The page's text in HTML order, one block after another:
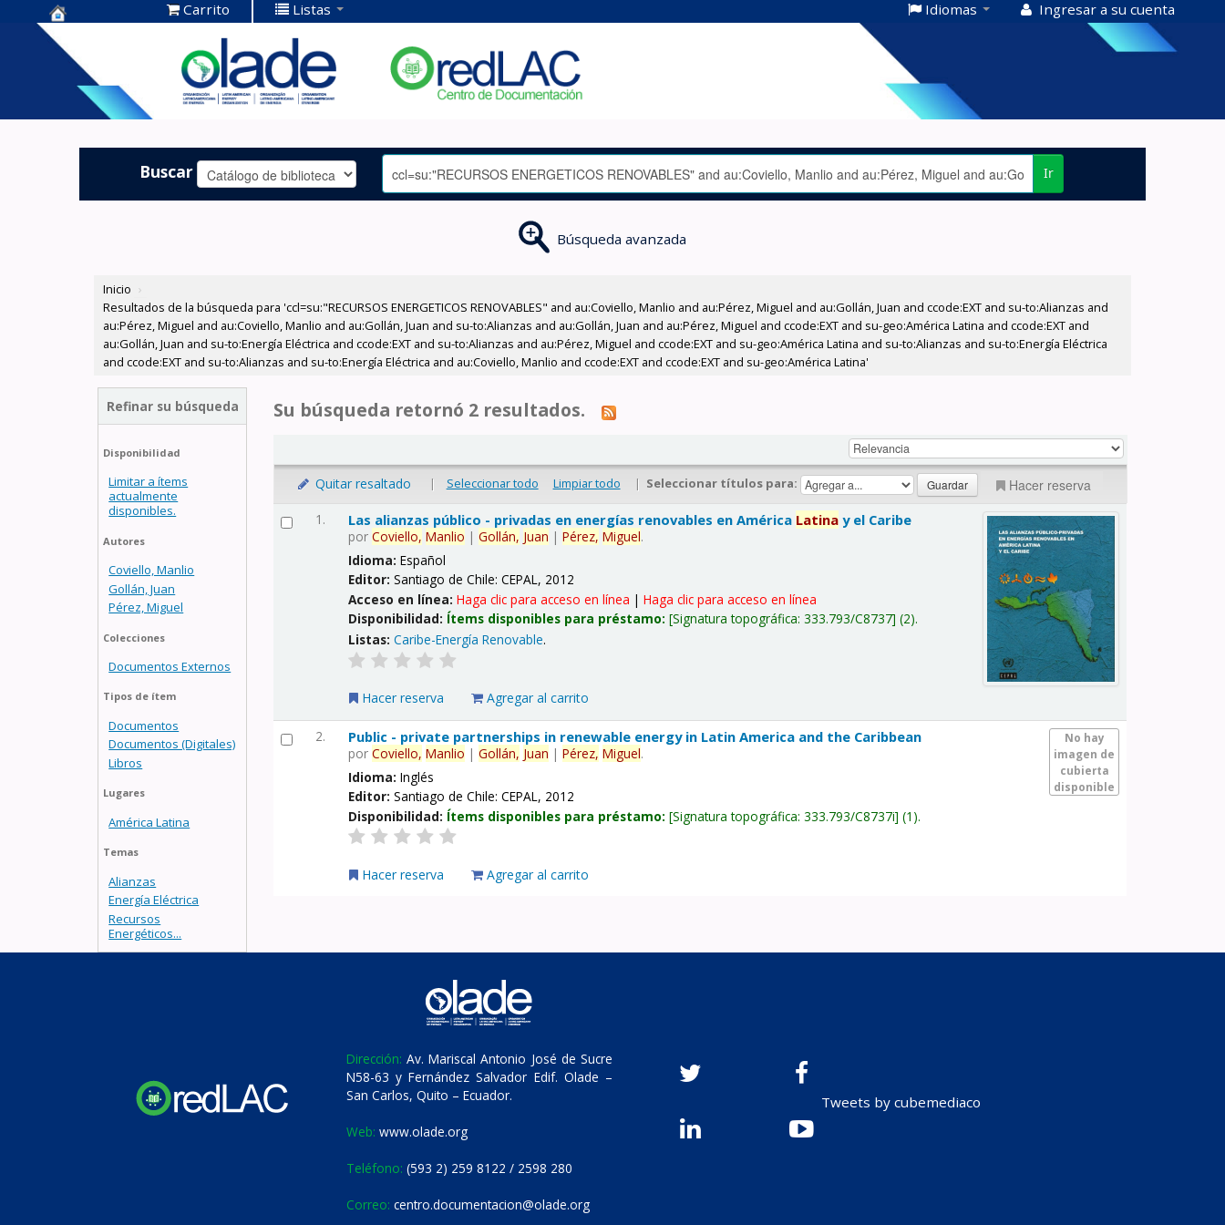
Centro de
Documentación
OLADE -
Carrito Listas Idiomas Ingresar a su cuenta
Buscar Ir
Búsqueda avanzada
Inicio ›
Resultados de la búsqueda para 'ccl=su:"RECURSOS ENERGETICOS RENOVABLES" and au:Coviello, Manlio and au:Pérez, Miguel and au:Gollán, Juan and ccode:EXT and su-to:Alianzas and
au:Pérez, Miguel and au:Coviello, Manlio and au:Gollán, Juan and su-to:Alianzas and au:Gollán, Juan and au:Pérez, Miguel and ccode:EXT and su-geo:América Latina and ccode:EXT and
au:Gollán, Juan and su-to:Energía Eléctrica and ccode:EXT and su-to:Alianzas and au:Pérez, Miguel and ccode:EXT and su-geo:América Latina and su-to:Alianzas and su-to:Energía Eléctrica
and ccode:EXT and su-to:Alianzas and su-to:Energía Eléctrica and au:Coviello, Manlio and ccode:EXT and ccode:EXT and su-geo:América Latina'
Refinar su búsqueda
Disponibilidad
Limitar a ítems
actualmente
disponibles.
Autores
Coviello, Manlio
Gollán, Juan
Pérez, Miguel
Colecciones
Documentos Externos
Tipos de ítem
Documentos
Documentos (Digitales)
Libros
Lugares
América Latina
Temas
Alianzas
Energía Eléctrica
Recursos
Energéticos...
Su búsqueda retornó 2 resultados.
Quitar resaltado | Seleccionar todo Limpiar todo | Seleccionar títulos para: Hacer reserva
1. Las alianzas público - privadas en energías renovables en América Latina y el Caribe
porCoviello, Manlio |Gollán, Juan |Pérez, Miguel.
Idioma:Español
Editor:Santiago de Chile: CEPAL, 2012
Acceso en línea:Haga clic para acceso en línea |Haga clic para acceso en línea
Disponibilidad: Ítems disponibles para préstamo: Signatura topográfica:333.793/C8737 (2).
Listas: Caribe-Energía Renovable.
Hacer reserva Agregar al carrito
2.
No hay
imagen de
cubierta
disponible
Public - private partnerships in renewable energy in Latin America and the Caribbean
porCoviello, Manlio |Gollán, Juan |Pérez, Miguel.
Idioma:Inglés
Editor:Santiago de Chile: CEPAL, 2012
Disponibilidad: Ítems disponibles para préstamo: Signatura topográfica:333.793/C8737i (1).
Hacer reserva Agregar al carrito
Dirección: Av. Mariscal Antonio José de Sucre
N58-63 y Fernández Salvador Edif. Olade –
San Carlos, Quito – Ecuador.
Web: www.olade.org
Teléfono: (593 2) 259 8122 / 2598 280
Correo: centro.documentacion@olade.org
Tweets by cubemediaco